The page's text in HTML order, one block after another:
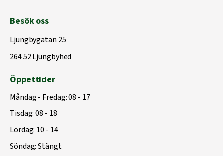
Besök oss
Ljungbygatan 25
264 52 Ljungbyhed
Öppettider
Måndag - Fredag: 08 - 17
Tisdag: 08 - 18
Lördag: 10 - 14
Söndag: Stängt